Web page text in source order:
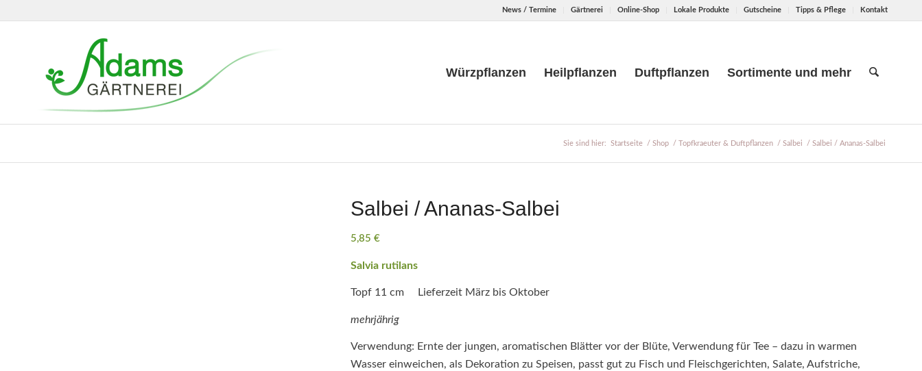
News / Termine Gärtnerei Online-Shop Lokale Produkte Gutscheine Tipps & Pflege Kontakt
Würzpflanzen Heilpflanzen Duftpflanzen Sortimente und mehr
Sie sind hier: Startseite / Shop / Topfkraeuter & Duftpflanzen / Salbei / Salbei / Ananas-Salbei
Salbei / Ananas-Salbei
5,85 €
Salvia rutilans
Topf 11 cm Lieferzeit März bis Oktober
mehrjährig
Verwendung: Ernte der jungen, aromatischen Blätter vor der Blüte, Verwendung für Tee – dazu in warmen
Wasser einweichen, als Dekoration zu Speisen, passt gut zu Fisch und Fleischgerichten, Salate, Aufstriche,